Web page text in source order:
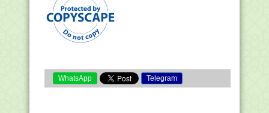
WhatsApp Telegram